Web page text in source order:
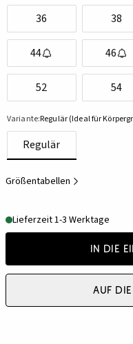
36 38
44 46
52 54
Variante:Regulär (Ideal für
Regulär
Größentabellen
Lieferzeit 1-3 Werktage
In die
Auf